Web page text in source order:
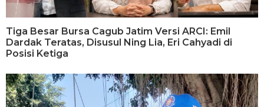
Tiga Besar Bursa Cagub Jatim Versi ARCI: Emil
Dardak Teratas, Disusul Ning Lia, Eri Cahyadi di
Posisi Ketiga